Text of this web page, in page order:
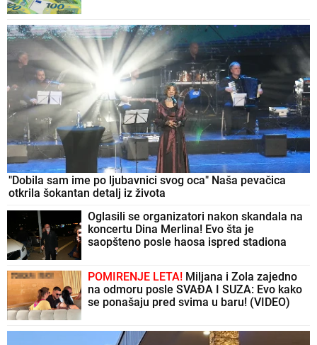
"Dobila sam ime po ljubavnici svog oca" Naša pevačica
otkrila šokantan detalj iz života
Oglasili se organizatori nakon skandala na
koncertu Dina Merlina! Evo šta je
saopšteno posle haosa ispred stadiona
POMIRENJE LETA! Miljana i Zola zajedno
na odmoru posle SVAĐA I SUZA: Evo kako
se ponašaju pred svima u baru! (VIDEO)